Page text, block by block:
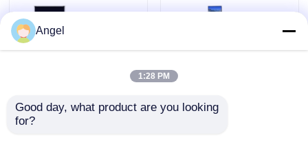
Qualitätskontrolle
Treten Sie mit uns in Verbindung
4,58 Zoll LCD TFT
Angel
1:28 PM
Good day, what product are you looking
for?